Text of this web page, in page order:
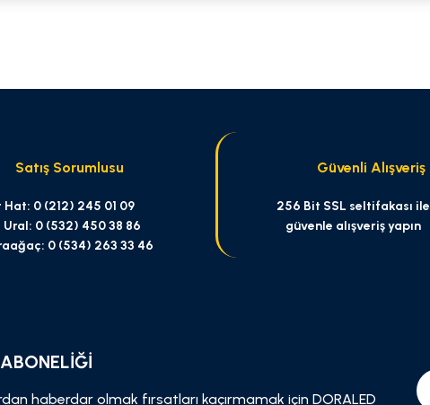
Yorum Yaz
Satış Sorumlusu
Hat: 0 (212) 245 01 09
Ural: 0 (532) 450 38 86
0 (534) 263 33 46
Güvenli Alışveriş
256 Bit SSL seltifakası ile
güvenle alışveriş yapın
haberdar olmak fırsatları kaçırmamak için DORALED